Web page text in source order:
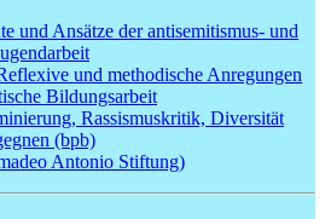
und Ansätze der antisemitismus- und
und methodische Anregungen
Bildungsarbeit
Rassismuskritik, Diversität
(bpb)
Antonio Stiftung)